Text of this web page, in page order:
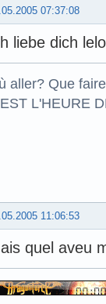
07:37:08
liebe dich
aller? Que
L'HEURE
11:06:53
quel aveu